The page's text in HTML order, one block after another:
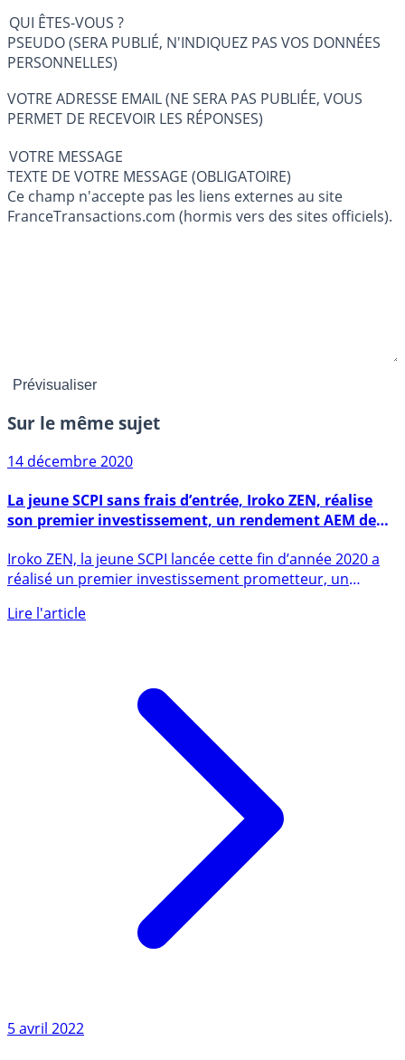
QUI ÊTES-VOUS ?
PSEUDO (SERA PUBLIÉ, N'INDIQUEZ PAS VOS DONNÉES
PERSONNELLES)
VOTRE ADRESSE EMAIL (NE SERA PAS PUBLIÉE, VOUS
PERMET DE RECEVOIR LES RÉPONSES)
VOTRE MESSAGE
TEXTE DE VOTRE MESSAGE (OBLIGATOIRE)
Ce champ n'accepte pas les liens externes au site
FranceTransactions.com (hormis vers des sites officiels).
Sur le même sujet
14 décembre 2020
son premier investissement, un rendement AEM de
7%
réalisé un premier investissement prometteur, un